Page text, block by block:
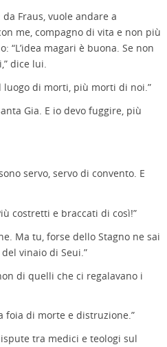
Fraus, vuole andare a
me, compagno di vita e non più
“L’idea magari è buona. Se non
dice lui.
luogo di morti, più morti di noi.”
Gia. E io devo fuggire, più
servo, servo di convento. E
costretti e braccati di così!”
Ma tu, forse dello Stagno ne sai
vinaio di Seui.”
di quelli che ci regalavano i
foia di morte e distruzione.”
tra medici e teologi sul